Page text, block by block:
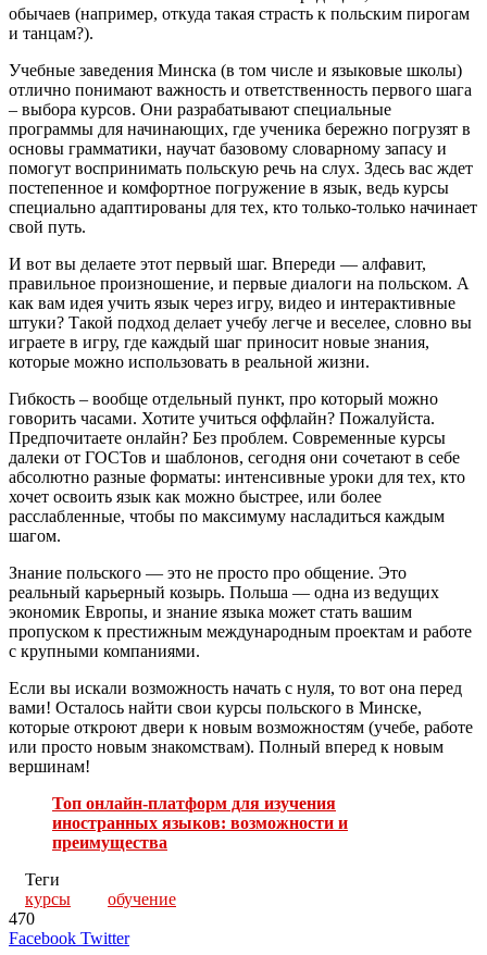
обычаев (например, откуда такая страсть к польским пирогам
и танцам?).
Учебные заведения Минска (в том числе и языковые школы)
отлично понимают важность и ответственность первого шага
– выбора курсов. Они разрабатывают специальные
программы для начинающих, где ученика бережно погрузят в
основы грамматики, научат базовому словарному запасу и
помогут воспринимать польскую речь на слух. Здесь вас ждет
постепенное и комфортное погружение в язык, ведь курсы
специально адаптированы для тех, кто только-только начинает
свой путь.
И вот вы делаете этот первый шаг. Впереди — алфавит,
правильное произношение, и первые диалоги на польском. А
как вам идея учить язык через игру, видео и интерактивные
штуки? Такой подход делает учебу легче и веселее, словно вы
играете в игру, где каждый шаг приносит новые знания,
которые можно использовать в реальной жизни.
Гибкость – вообще отдельный пункт, про который можно
говорить часами. Хотите учиться оффлайн? Пожалуйста.
Предпочитаете онлайн? Без проблем. Современные курсы
далеки от ГОСТов и шаблонов, сегодня они сочетают в себе
абсолютно разные форматы: интенсивные уроки для тех, кто
хочет освоить язык как можно быстрее, или более
расслабленные, чтобы по максимуму насладиться каждым
шагом.
Знание польского — это не просто про общение. Это
реальный карьерный козырь. Польша — одна из ведущих
экономик Европы, и знание языка может стать вашим
пропуском к престижным международным проектам и работе
с крупными компаниями.
Если вы искали возможность начать с нуля, то вот она перед
вами! Осталось найти свои курсы польского в Минске,
которые откроют двери к новым возможностям (учебе, работе
или просто новым знакомствам). Полный вперед к новым
вершинам!
Топ онлайн-платформ для изучения
иностранных языков: возможности и
преимущества
Теги
курсы
обучение
470
Facebook TwitterLinkedIn
Tumblr
Reddit
Вконтакте
Одноклассники
Skype
Messenger
Messenger
WhatsApp
Telegram
Viber
Line
Поделиться
Печатать